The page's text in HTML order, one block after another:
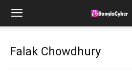
Falak Chowdhury